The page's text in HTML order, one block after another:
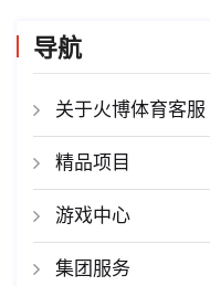
导航
关于火博体育客服
精品项目
游戏中心
集团服务